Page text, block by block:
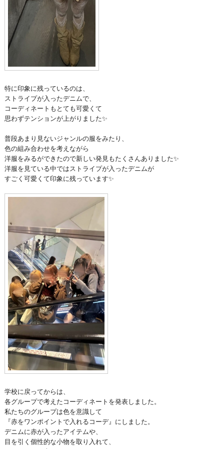
特に印象に残っているのは、
ストライプが入ったデニムで、
コーディネートもとても可愛くて
思わずテンションが上がりました✨
普段あまり見ないジャンルの服をみたり、
色の組み合わせを考えながら
洋服をみるができたので新しい発見もたくさんありました✨
洋服を見ている中ではストライプが入ったデニムが
すごく可愛くて印象に残っています✨
学校に戻ってからは、
各グループで考えたコーディネートを発表しました。
私たちのグループは色を意識して
『赤をワンポイントで入れるコーデ』にしました。
デニムに赤が入ったアイテムや、
目を引く個性的な小物を取り入れて、